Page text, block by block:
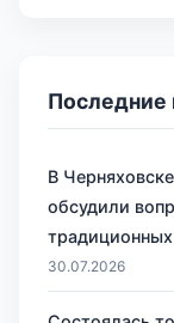
Последние
В
обсудили
30.07.2026